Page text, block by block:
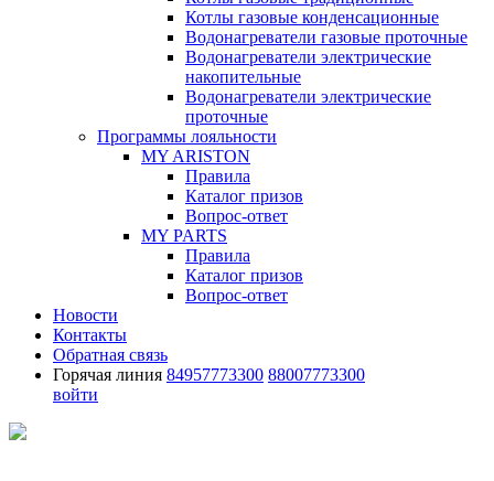
Котлы газовые конденсационные
Водонагреватели газовые проточные
Водонагреватели электрические
накопительные
Водонагреватели электрические
проточные
Программы лояльности
MY ARISTON
Правила
Каталог призов
Вопрос-ответ
MY PARTS
Правила
Каталог призов
Вопрос-ответ
Новости
Контакты
Обратная связь
Горячая линия 84957773300 88007773300
войти